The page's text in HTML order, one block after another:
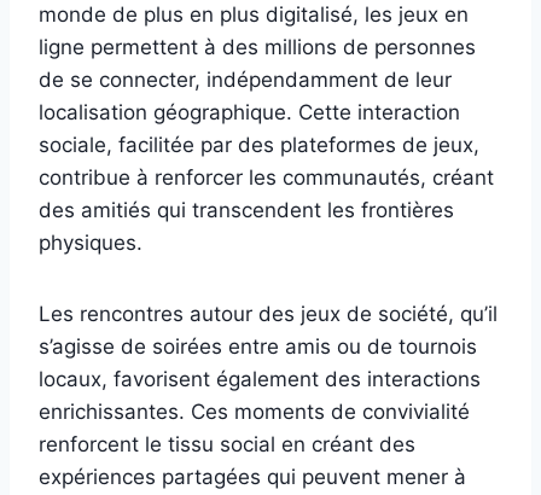
monde de plus en plus digitalisé, les jeux en
ligne permettent à des millions de personnes
de se connecter, indépendamment de leur
localisation géographique. Cette interaction
sociale, facilitée par des plateformes de jeux,
contribue à renforcer les communautés, créant
des amitiés qui transcendent les frontières
physiques.
Les rencontres autour des jeux de société, qu’il
s’agisse de soirées entre amis ou de tournois
locaux, favorisent également des interactions
enrichissantes. Ces moments de convivialité
renforcent le tissu social en créant des
expériences partagées qui peuvent mener à